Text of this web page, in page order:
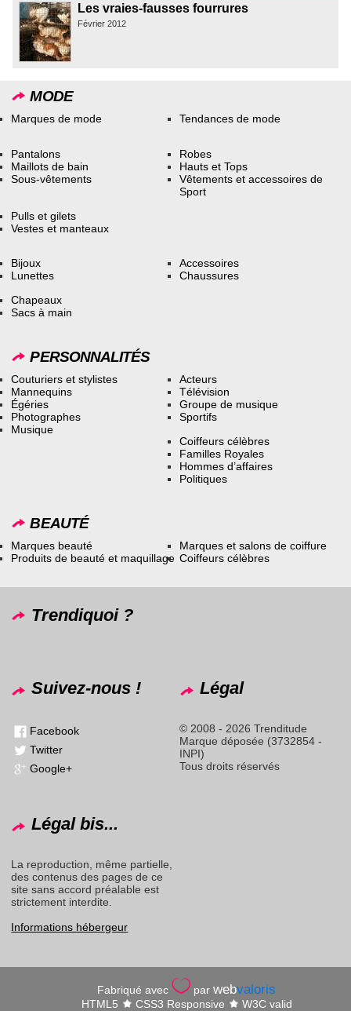
Les vraies-fausses fourrures
Février 2012
MODE
Marques de mode Tendances de mode
Pantalons
Maillots de bain
Sous-vêtements
Robes
Hauts et Tops
Vêtements et accessoires de
Sport
Pulls et gilets
Vestes et manteaux
Bijoux
Lunettes
Accessoires
Chaussures
Chapeaux
Sacs à main
PERSONNALITÉS
Couturiers et stylistes
Mannequins
Égéries
Photographes
Musique
Acteurs
Télévision
Groupe de musique
Sportifs
Coiffeurs célèbres
Familles Royales
Hommes d’affaires
Politiques
BEAUTÉ
Marques beauté
Produits de beauté et maquillage
Marques et salons de coiffure
Coiffeurs célèbres
Trendiquoi ?
Suivez-nous !
Facebook
Twitter
Google+
Légal
© 2008 - 2026 Trenditude
Marque déposée (3732854 -
INPI)
Tous droits réservés
Légal bis...
La reproduction, même partielle,
des contenus des pages de ce
site sans accord préalable est
strictement interdite.
Informations hébergeur
Fabriqué avec parwebvaloris
HTML5 CSS3 Responsive W3C valid